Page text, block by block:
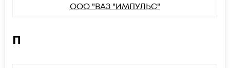
ООО "ВАЗ "ИМПУЛЬС"
П